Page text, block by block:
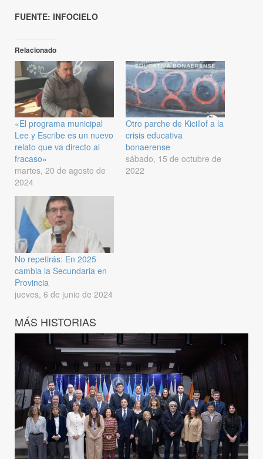
FUENTE: INFOCIELO
Relacionado
«El programa municipal
Lee y Escribe es un nuevo
relato que va directo al
fracaso»
martes, 20 de agosto de
2024
Otro parche de Kicillof a la
crisis educativa
bonaerense
sábado, 15 de octubre de
2022
No repetirás: En 2025
cambia la Secundaria en
Provincia
jueves, 6 de junio de 2024
MÁS HISTORIAS